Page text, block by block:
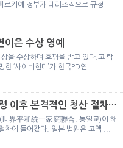
키예 정부가 테러조직으로 규정...
이은 수상 영예
상을 수상하며 호평을 받고 있다.고 탁
‘사이비헌터’가 한국PD연...
청산 절차
世界平和統一家庭聯合, 통일교)이 해
차에 들어갔다. 일본 법원은 고액 ...